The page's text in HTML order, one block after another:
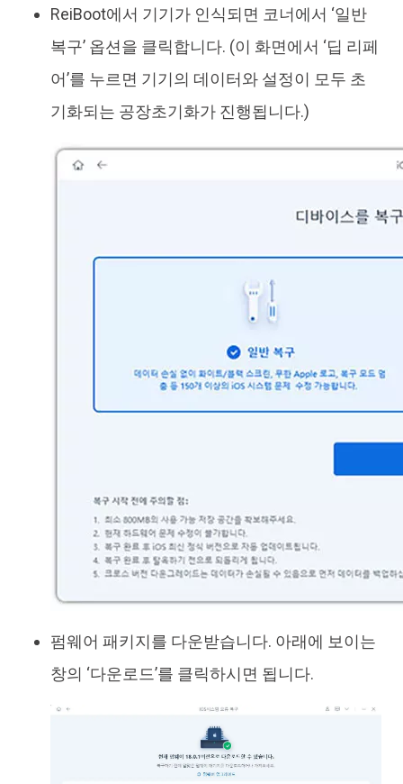
ReiBoot에서 기기가 인식되면 코너에서 ‘일반
복구’ 옵션을 클릭합니다. (이 화면에서 ‘딥 리페
어’를 누르면 기기의 데이터와 설정이 모두 초
기화되는 공장초기화가 진행됩니다.)
펌웨어 패키지를 다운받습니다. 아래에 보이는
창의 ‘다운로드’를 클릭하시면 됩니다.